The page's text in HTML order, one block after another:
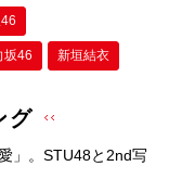
坂46 新垣結衣
グ
」。STU48と2nd写